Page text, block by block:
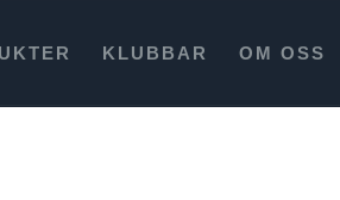
KLUBBAR OM OSS